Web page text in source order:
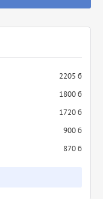
2205 б
1800 б
1720 б
900 б
870 б